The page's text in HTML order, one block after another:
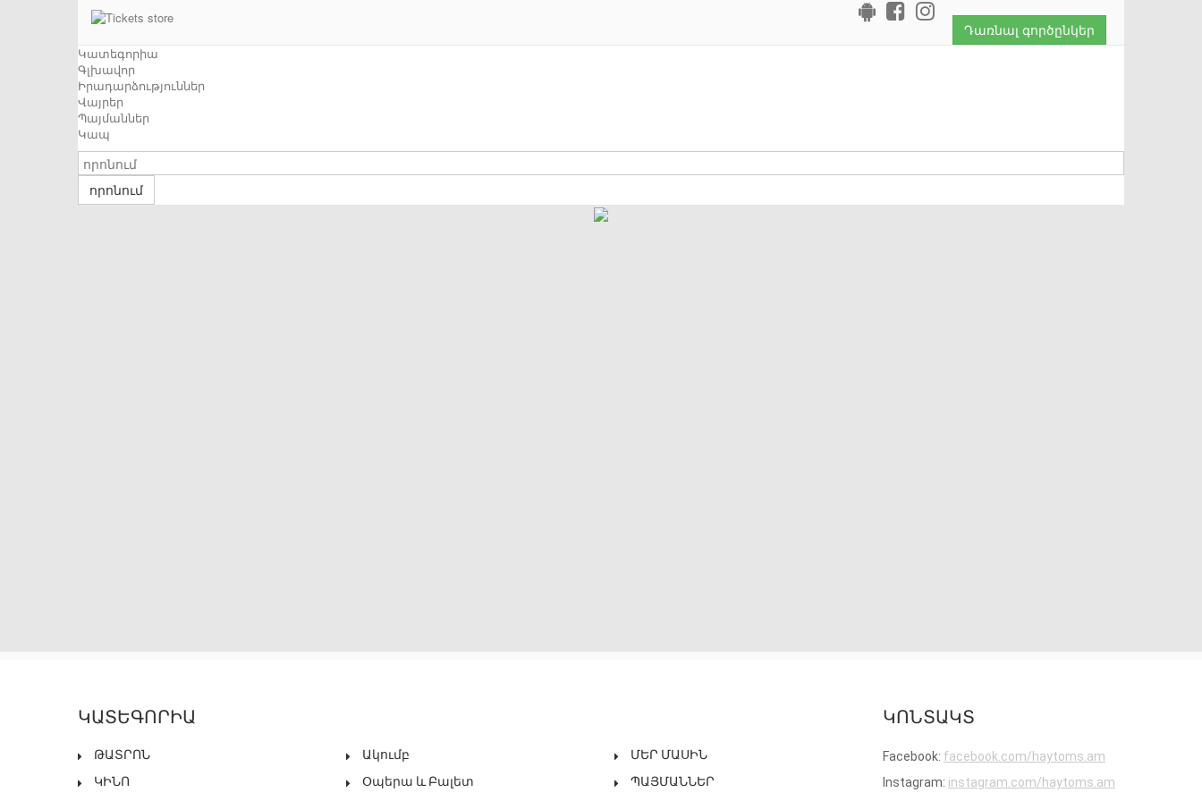
Դառնալ գործընկեր
Կատեգորիա
Գլխավոր
Իրադարձություններ
Վայրեր
Պայմաններ
Կապ
որոնում
ԿԱՏԵԳՈՐԻԱ
ԹԱՏՐՈՆ
ԿԻՆՈ
Ակումբ
Օպերա ԵՒ Բալետ
ՄԵՐ ՄԱՍԻՆ
ՊԱՅՄԱՆՆԵՐ
ԿՈՆՏԱԿՏ
Facebook: facebook.com/haytoms.am
Instagram: instagram.com/haytoms.am